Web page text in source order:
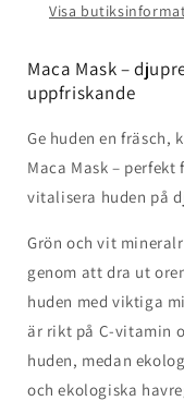
Visa
Maca Mask –
uppfriskande
Ge huden en fräsch,
Maca Mask –
vitalisera huden på
Grön och vit
genom att dra ut
huden med viktiga
är rikt på C-vitamin
huden, medan
och ekologiska